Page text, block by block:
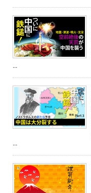
...
...